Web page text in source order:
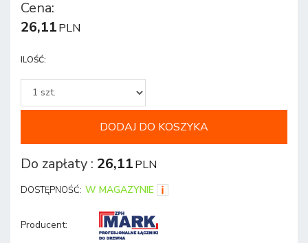
Cena:
26,11PLN
ILOŚĆ:
DODAJ DO KOSZYKA
Do zapłaty : 26,11PLN
DOSTĘPNOŚĆ: W MAGAZYNIE
Producent: